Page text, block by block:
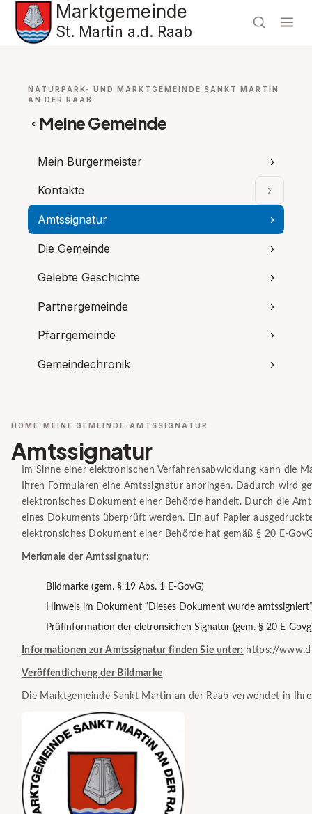
Marktgemeinde
St. Martin a.d. Raab
NATURPARK- UND MARKTGEMEINDE SANKT MARTIN
AN DER RAAB
‹ Meine Gemeinde
Mein Bürgermeister ›
Kontakte ›
Amtssignatur
›
Die Gemeinde ›
Gelebte Geschichte ›
Partnergemeinde ›
Pfarrgemeinde ›
Gemeindechronik ›
HOME MEINE GEMEINDE AMTSSIGNATUR
Amtssignatur
Im Sinne einer elektronischen Verfahrensabwicklung kann die
Ihren Formularen eine Amtssignatur anbringen. Dadurch wird
elektronisches Dokument einer Behörde handelt. Durch die
eines Dokuments überprüft werden. Ein auf Papier
elektronsiches Dokument einer Behörde hat gemäß § 20 E-
Merkmale der Amtssignatur:
Bildmarke (gem. § 19 Abs. 1 E-GovG)
Hinweis im Dokument “Dieses Dokument wurde
Prüfinformation der eletronsichen Signatur (gem. § 20 E-
Informationen zur Amtssignatur finden Sie unter: https://
Veröffentlichung der Bildmarke
Die Marktgemeinde Sankt Martin an der Raab verwendet in